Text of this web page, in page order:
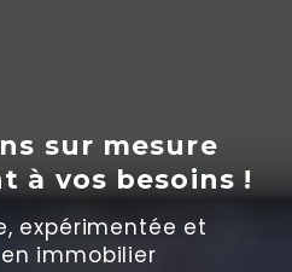
sur mesure
à vos besoins !
expérimentée et
immobilier